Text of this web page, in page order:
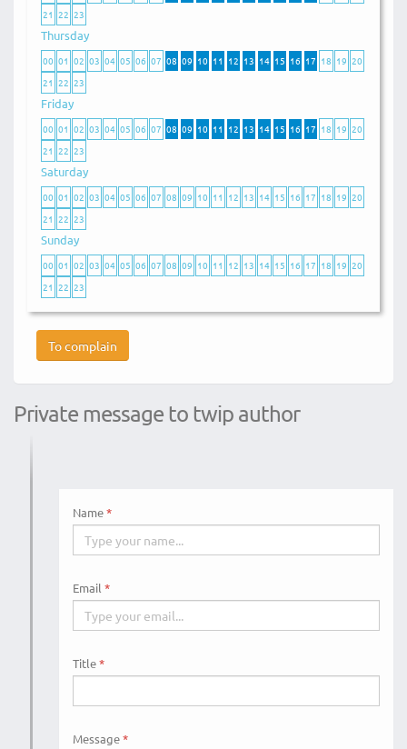
21 22 23
Thursday
00 01 02 03 04 05 06 07 08 09 10 11 12 13 14 15 16 17 18 19 20
21 22 23
Friday
00 01 02 03 04 05 06 07 08 09 10 11 12 13 14 15 16 17 18 19 20
21 22 23
Saturday
00 01 02 03 04 05 06 07 08 09 10 11 12 13 14 15 16 17 18 19 20
21 22 23
Sunday
00 01 02 03 04 05 06 07 08 09 10 11 12 13 14 15 16 17 18 19 20
21 22 23
To complain
Private message to twip author
Name
Email
Title
Message